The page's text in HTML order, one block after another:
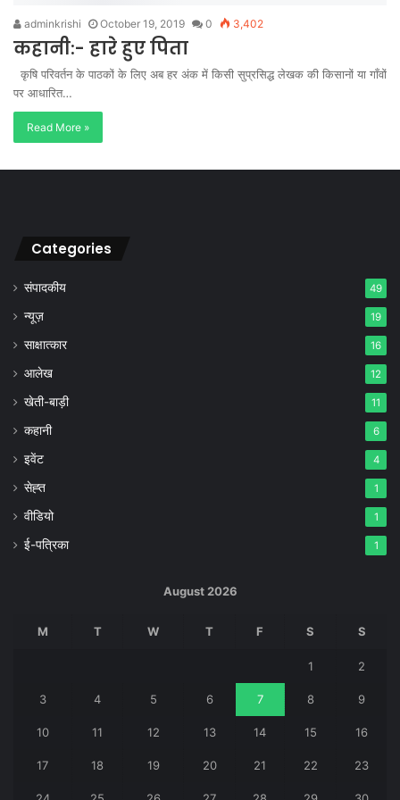
adminkrishi October 19, 2019 0 3,402
कहानी:- हारे हुए पिता
कृषि परिवर्तन के पाठकों के लिए अब हर अंक में किसी सुप्रसिद्ध लेखक की किसानों या गाँवों
पर आधारित…
Read More »
Categories
संपादकीय 49
न्यूज़ 19
साक्षात्कार 16
आलेख 12
खेती-बाड़ी 11
कहानी 6
इवेंट 4
सेह्त 1
वीडियो 1
ई-पत्रिका 1
August 2026
M T W T F S S
1 2
3 4 5 6 7 8 9
10 11 12 13 14 15 16
17 18 19 20 21 22 23